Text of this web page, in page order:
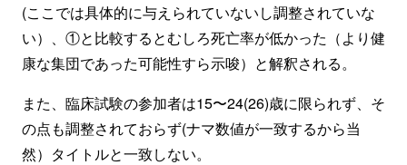
(ここでは具体的に与えられていないし調整されていな
い）、①と比較するとむしろ死亡率が低かった（より健
康な集団であった可能性すら示唆）と解釈される。
また、臨床試験の参加者は15〜24(26)歳に限られず、そ
の点も調整されておらず(ナマ数値が一致するから当
然）タイトルと一致しない。